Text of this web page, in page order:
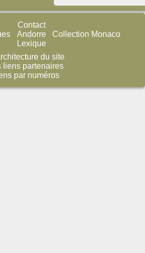
Contact
Andorre
Lexique
Collection Monaco
du site
liens partenaires
par numéros